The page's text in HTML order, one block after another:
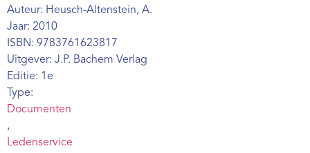
Agenda
Webshop
Contact
Auteur: Heusch-Altenstein, A.
Jaar: 2010
ISBN: 9783761623817
Uitgever: J.P. Bachem Verlag
Editie: 1e
Type:
Documenten
,
Ledenservice